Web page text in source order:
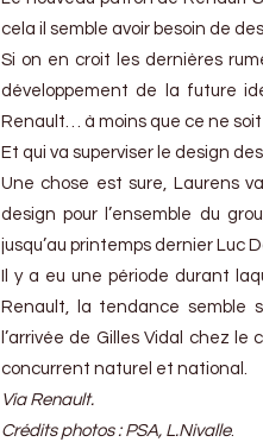
cela il semble avoir besoin de
Si on en croit les dernières
développement de la future
Renault… à moins que ce ne
Et qui va superviser le design
Une chose est sure, Laurens
design pour l’ensemble du
jusqu’au printemps dernier Luc
Il y a eu une période durant
Renault, la tendance semble
l’arrivée de Gilles Vidal chez
concurrent naturel et national.
Via Renault.
Crédits photos : PSA, L.Nivalle.